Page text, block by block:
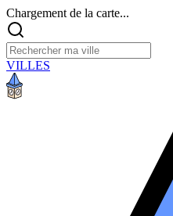
Chargement de la carte...
VILLES